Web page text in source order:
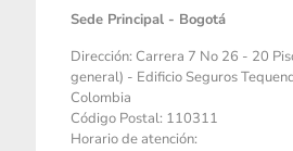
Sede Principal - Bogotá
Dirección: Carrera 7 No 26 - 20
general) - Edificio Seguros
Colombia
Código Postal: 110311
Horario de atención: